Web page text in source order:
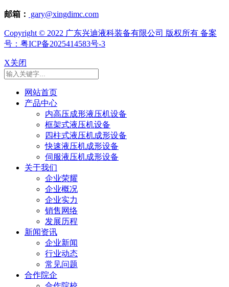
邮箱： gary@xingdimc.com
Copyright © 2022 广东兴迪液科装备有限公司 版权所有 备案
号：粤ICP备2025414583号-3
X关闭
网站首页
产品中心
内高压成形液压机设备
框架式液压机设备
四柱式液压机成形设备
快速液压机成形设备
伺服液压机成形设备
关于我们
企业荣耀
企业概况
企业实力
销售网络
发展历程
新闻资讯
企业新闻
行业动态
常见问题
合作院企